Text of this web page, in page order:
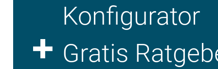
Konfigurator
Gratis